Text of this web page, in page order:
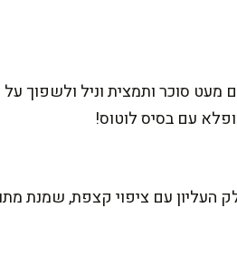
סוכר ותמצית וניל ולשפוך
עם בסיס לוטוס!
עם ציפוי קצפת, שמנת